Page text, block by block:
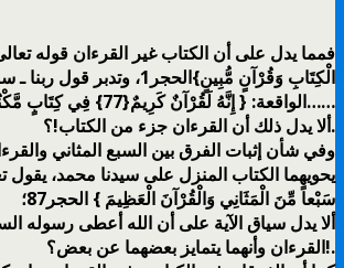
فمما يدل على أن الكتاب غير القرءان قوله
الْكِتَابِ وَقُرْآنٍ مُّبِينٍ}الحجر1، وتدبر
الواقعة: { إِنَّهُ لَقُرْآنٌ كَرِيمٌ{77} فِي كِتَابٍ مَّكْنُونٍ{78}……
ألا يدل ذلك أن القرءان جزء من الكتاب!؟.
وفي شأن إثبات الفرق بين السبع المثاني
يحويهما الكتاب المنزل على سيدنا محمد، يقول
سَبْعاً مِّنَ الْمَثَانِي وَالْقُرْآنَ الْعَظِيمَ } الحجر87؛
ألا يدل سياق الآية على أن الله أعطى رسوله
القرءان وأنهما يتمايز بعضهما عن بعض؟!.